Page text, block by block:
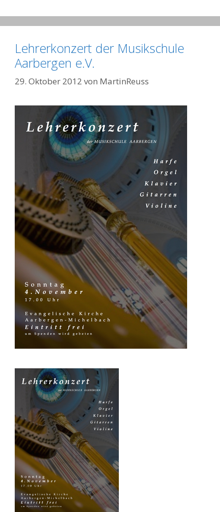
Lehrerkonzert der Musikschule
Aarbergen e.V.
29. Oktober 2012 von MartinReuss